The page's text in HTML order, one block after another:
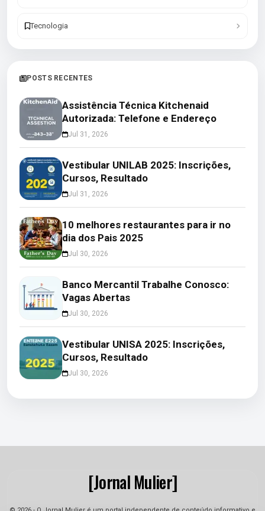
Tecnologia
POSTS RECENTES
Assistência Técnica Kitchenaid
Autorizada: Telefone e Endereço
Jul 31, 2026
Vestibular UNILAB 2025: Inscrições,
Cursos, Resultado
Jul 31, 2026
10 melhores restaurantes para ir no
dia dos Pais 2025
Jul 30, 2026
Banco Mercantil Trabalhe Conosco:
Vagas Abertas
Jul 30, 2026
Vestibular UNISA 2025: Inscrições,
Cursos, Resultado
Jul 30, 2026
[Jornal Mulier]